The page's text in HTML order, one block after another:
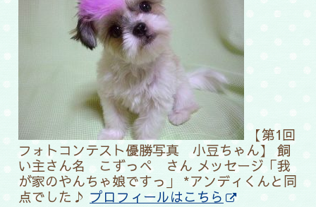
【第1回
フォトコンテスト優勝写真 小豆ちゃん】飼
い主さん名 こずっぺ さん メッセージ「我
が家のやんちゃ娘ですっ」 *アンディくんと同
点でした♪ プロフィールはこちら